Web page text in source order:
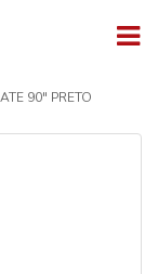
90" PRETO